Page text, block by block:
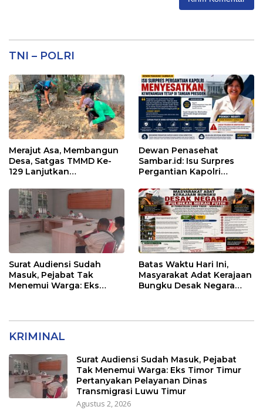
TNI – POLRI
Merajut Asa, Membangun
Desa, Satgas TMMD Ke-
129 Lanjutkan
Dewan Penasehat
Sambar.id: Isu Surpres
Pergantian Kapolri
Kewenangan Mutlak di
Tangan Presiden
Surat Audiensi Sudah
Masuk, Pejabat Tak
Menemui Warga: Eks
Batas Waktu Hari Ini,
Masyarakat Adat Kerajaan
Bungku Desak Negara
KRIMINAL
Surat Audiensi Sudah Masuk, Pejabat
Tak Menemui Warga: Eks Timor Timur
Pertanyakan Pelayanan Dinas
Transmigrasi Luwu Timur
Agustus 2, 2026